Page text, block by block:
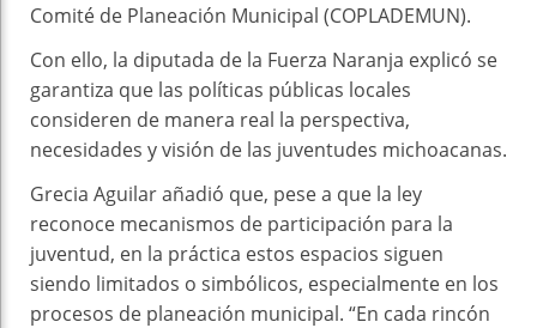
Comité de Planeación Municipal (COPLADEMUN).
Con ello, la diputada de la Fuerza Naranja explicó se
garantiza que las políticas públicas locales
consideren de manera real la perspectiva,
necesidades y visión de las juventudes michoacanas.
Grecia Aguilar añadió que, pese a que la ley
reconoce mecanismos de participación para la
juventud, en la práctica estos espacios siguen
siendo limitados o simbólicos, especialmente en los
procesos de planeación municipal. “En cada rincón